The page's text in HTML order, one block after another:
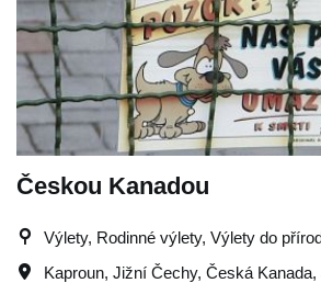
Českou Kanadou
Výlety, Rodinné výlety, Výlety do
Kaproun, Jižní Čechy, Česká Kanada,